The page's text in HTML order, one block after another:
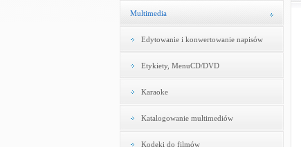
Multimedia
Edytowanie i konwertowanie napisów
Etykiety, MenuCD/DVD
Karaoke
Katalogowanie multimediów
Kodeki do filmów